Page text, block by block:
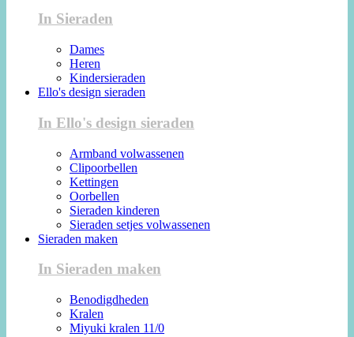
In Sieraden
Dames
Heren
Kindersieraden
Ello's design sieraden
In Ello's design sieraden
Armband volwassenen
Clipoorbellen
Kettingen
Oorbellen
Sieraden kinderen
Sieraden setjes volwassenen
Sieraden maken
In Sieraden maken
Benodigdheden
Kralen
Miyuki kralen 11/0